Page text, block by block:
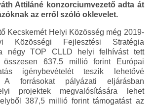
Attiláné konzorciumvezető adta át
az erről szóló oklevelet.
Kecskemét Helyi Közösség még 2019-
Fejlesztési Stratégia
négy TOP CLLD helyi felhívást tett
összesen 637,5 millió forint Európai
igénybevételét teszik lehetővé
A forrásokat pályázati eljárásban
projektek megvalósítására lehet
387,5 millió forint támogatást az